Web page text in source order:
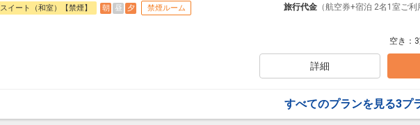
フライトは、安心のJAL（またはJALグループ）確約！フライトマイル50%
オプションでレンタカーや現地交通・体験プランなどの追加（同時予約）
スイート（和室）【禁煙】 朝 昼 夕 禁煙ルーム 旅行代金 （航空券+宿泊 2名1室ご
空き：
詳細
すべてのプランを見る3プ